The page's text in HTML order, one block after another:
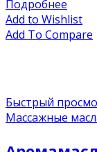
Подробнее
Add to Wishlist
Add To Compare
Быстрый
Массажные